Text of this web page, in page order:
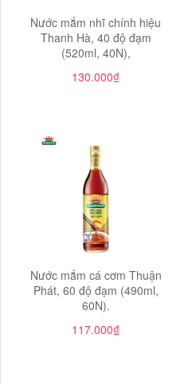
Nước mắm nhĩ chính hiệu
Thanh Hà, 40 độ đạm
(520ml, 40N),
130.000₫
Nước mắm cá cơm Thuận
Phát, 60 độ đạm (490ml,
60N).
117.000₫